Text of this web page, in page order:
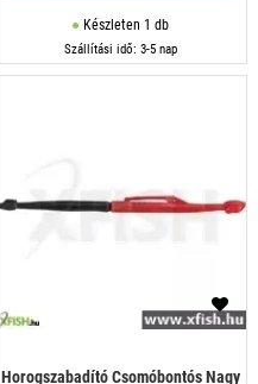
Készleten 1 db
Szállítási idő: 3-5 nap
Horogszabadító Csomóbontós Nagy